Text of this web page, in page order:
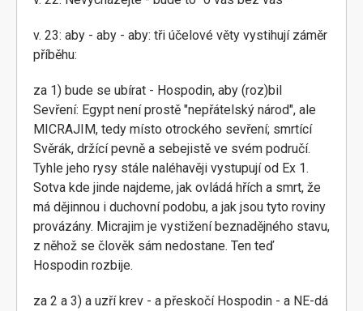
v. 23: aby - aby - aby: tři účelové věty vystihují záměr
příběhu:
za 1) bude se ubírat - Hospodin, aby (roz)bil
Sevření: Egypt není prostě "nepřátelský národ", ale
MICRAJIM, tedy místo otrockého sevření; smrtící
Svěrák, držící pevně a sebejistě ve svém područí.
Tyhle jeho rysy stále naléhavěji vystupují od Ex 1.
Sotva kde jinde najdeme, jak ovládá hřích a smrt, že
má dějinnou i duchovní podobu, a jak jsou tyto roviny
provázány. Micrajim je vystižení beznadějného stavu,
z něhož se člověk sám nedostane. Ten teď
Hospodin rozbije.
za 2 a 3) a uzří krev - a přeskočí Hospodin - a NE-dá